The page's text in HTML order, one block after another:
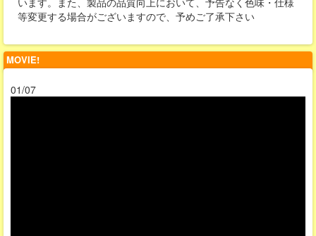
等変更する場合がございますので、予めご了承下さい
MOVIE!
01/07